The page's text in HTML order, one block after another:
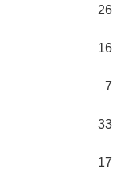
26
16
7
33
17